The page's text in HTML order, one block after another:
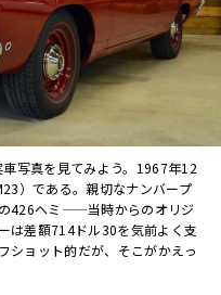
写真を見てみよう。1967年12
）である。親切なナンバープ
426ヘミ——当時からのオリジ
は差額714ドル30を気前よく支
ショット的だが、そこがかえっ